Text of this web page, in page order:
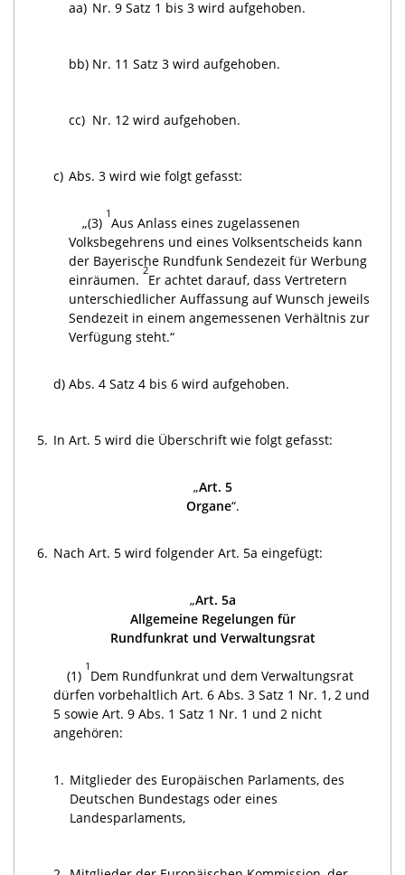
aa) Nr. 9 Satz 1 bis 3 wird aufgehoben.
bb) Nr. 11 Satz 3 wird aufgehoben.
cc) Nr. 12 wird aufgehoben.
c) Abs. 3 wird wie folgt gefasst:
„(3)
1
Aus Anlass eines zugelassenen
Volksbegehrens und eines Volksentscheids kann
der Bayerische Rundfunk Sendezeit für Werbung
einräumen.
2
Er achtet darauf, dass Vertretern
unterschiedlicher Auffassung auf Wunsch jeweils
Sendezeit in einem angemessenen Verhältnis zur
Verfügung steht.“
d) Abs. 4 Satz 4 bis 6 wird aufgehoben.
5. In Art. 5 wird die Überschrift wie folgt gefasst:
„Art. 5
Organe“.
6. Nach Art. 5 wird folgender Art. 5a eingefügt:
„Art. 5a
Allgemeine Regelungen für
Rundfunkrat und Verwaltungsrat
(1)
1
Dem Rundfunkrat und dem Verwaltungsrat
dürfen vorbehaltlich Art. 6 Abs. 3 Satz 1 Nr. 1, 2 und
5 sowie Art. 9 Abs. 1 Satz 1 Nr. 1 und 2 nicht
angehören:
1. Mitglieder des Europäischen Parlaments, des
Deutschen Bundestags oder eines
Landesparlaments,